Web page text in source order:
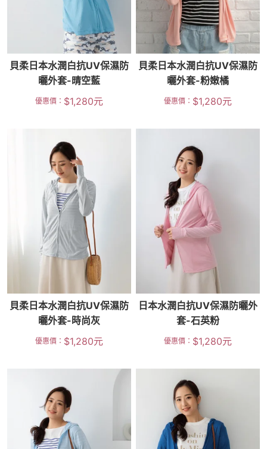
貝柔日本水潤白抗UV保濕防
曬外套-晴空藍
優惠價： $1,280元
貝柔日本水潤白抗UV保濕防
曬外套-粉嫩橘
優惠價： $1,280元
貝柔日本水潤白抗UV保濕防
曬外套-時尚灰
優惠價： $1,280元
日本水潤白抗UV保濕防曬外
套-石英粉
優惠價： $1,280元